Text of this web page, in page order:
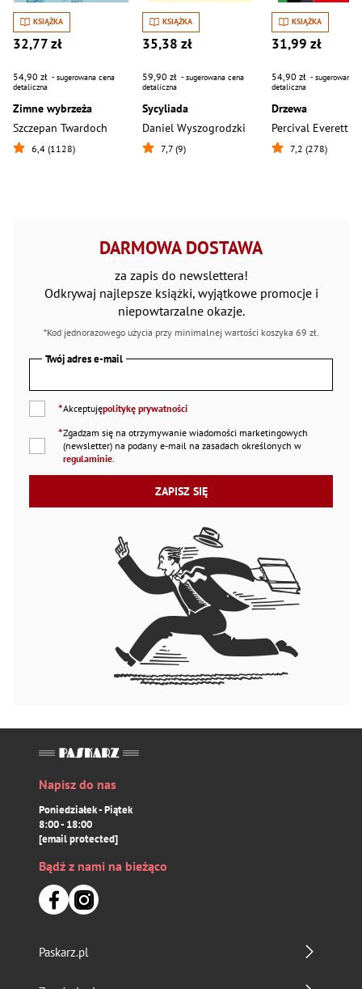
KSIĄŻKA
32,77 zł
54,90 zł - sugerowana cena
detaliczna
Zimne wybrzeża
Szczepan Twardoch
6,4 (1128)
KSIĄŻKA
35,38 zł
59,90 zł - sugerowana cena
detaliczna
Sycyliada
Daniel Wyszogrodzki
7,7 (9)
KSIĄŻKA
31,99 zł
54,90 zł - sugerowana
detaliczna
Drzewa
Percival Everett
7,2 (278)
DARMOWA DOSTAWA
za zapis do newslettera!
Odkrywaj najlepsze książki, wyjątkowe promocje i
niepowtarzalne okazje.
*Kod jednorazowego użycia przy minimalnej wartości koszyka 69 zł.
Twój adres e-mail
*Akceptujępolitykę prywatności
*Zgadzam się na otrzymywanie wiadomości marketingowych
(newsletter) na podany e-mail na zasadach określonych w
regulaminie
ZAPISZ SIĘ
Napisz do nas
Poniedziałek - Piątek
8:00 - 18:00
[email protected]
Bądź z nami na bieżąco
Paskarz.pl